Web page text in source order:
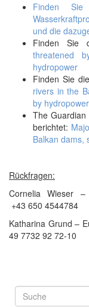
Finden
und die
Finden Sie
threatened
hydropower
Finden Sie
rivers in the
by
The
berichtet:
Balkan dams,
Rückfragen:
Cornelia Wieser –
+43 650 4544784
Katharina Grund –
49 7732 92 72-10